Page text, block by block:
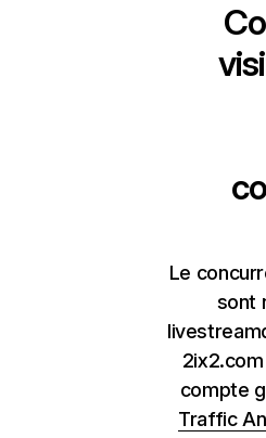
Le
sont
compte
Traffic